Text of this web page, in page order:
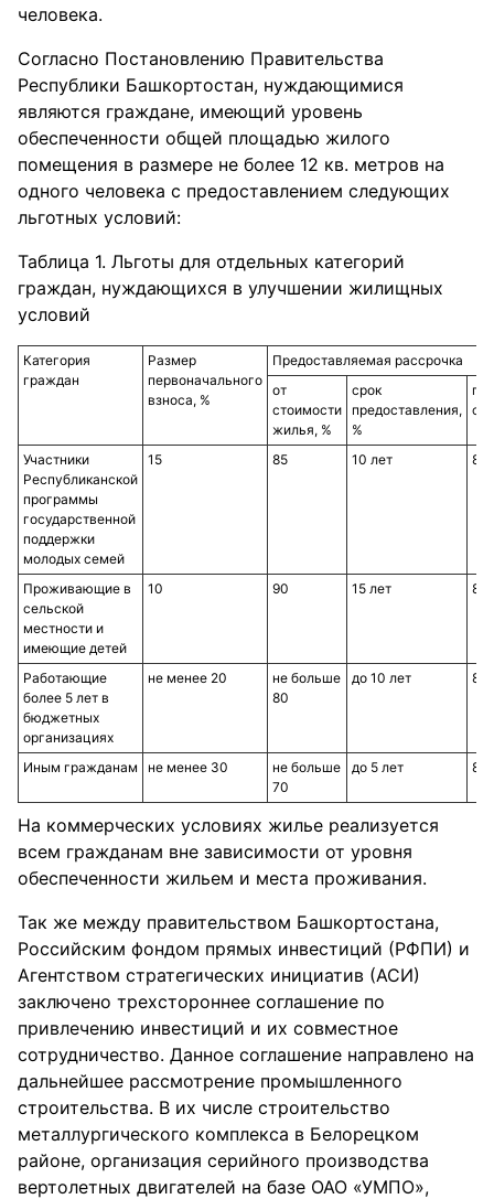
человека.
Согласно Постановлению Правительства
Республики Башкортостан, нуждающимися
являются граждане, имеющий уровень
обеспеченности общей площадью жилого
помещения в размере не более 12 кв. метров на
одного человека с предоставлением следующих
льготных условий:
Таблица 1. Льготы для отдельных категорий
граждан, нуждающихся в улучшении жилищных
условий
Категория
граждан
Размер
первоначального
взноса, %
Предоставляемая рассрочка
от
стоимости
жилья, %
срок
предоставления,
%
Участники
Республиканской
программы
государственной
поддержки
молодых семей
15 85 10 лет 8
Проживающие в
сельской
местности и
имеющие детей
10 90 15 лет 8
Работающие
более 5 лет в
бюджетных
организациях
не менее 20
не больше
80
до 10 лет 8
Иным гражданам не менее 30
не больше
70
до 5 лет 8
На коммерческих условиях жилье реализуется
всем гражданам вне зависимости от уровня
обеспеченности жильем и места проживания.
Так же между правительством Башкортостана,
Российским фондом прямых инвестиций (РФПИ) и
Агентством стратегических инициатив (АСИ)
заключено трехстороннее соглашение по
привлечению инвестиций и их совместное
сотрудничество. Данное соглашение направлено на
дальнейшее рассмотрение промышленного
строительства. В их числе строительство
металлургического комплекса в Белорецком
районе, организация серийного производства
вертолетных двигателей на базе ОАО «УМПО»,